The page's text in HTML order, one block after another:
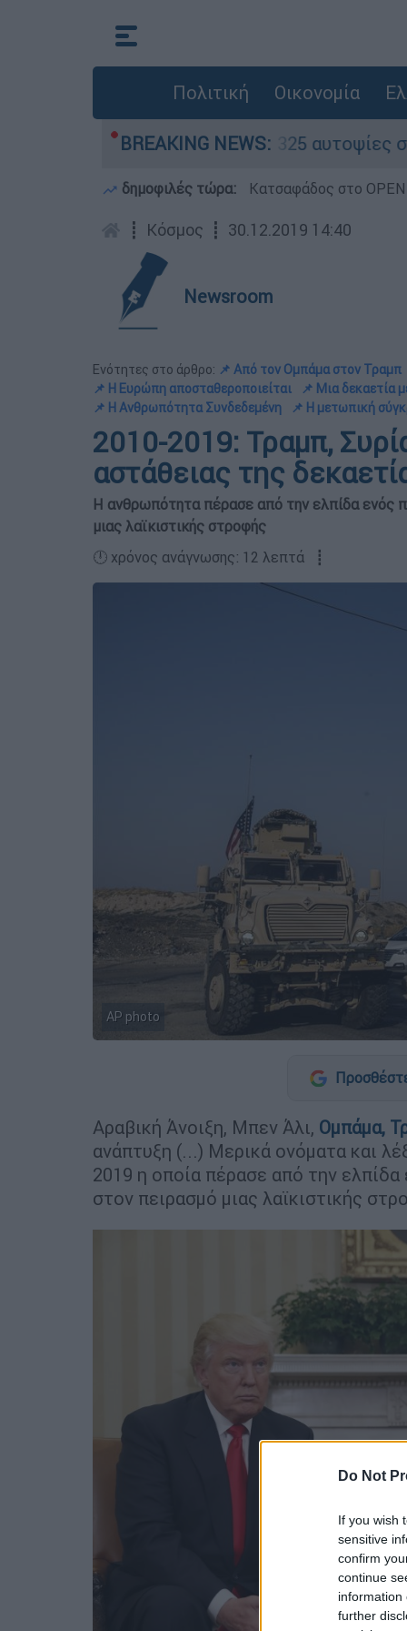
Do Not
If you wish
sensitive
confirm
continue
information
further
Πολιτική Οικονομία
BREAKING NEWS:
325 αυτοψίες στις πληγείσες
δημοφιλές τώρα: Κατσαφάδος στο
┋ Κόσμος ┋ 30.12.2019 14:40
Newsroom
Ενότητες στο άρθρο: 📌 Από τον Ομπάμα στον Τραμπ
📌 Η Ευρώπη αποσταθεροποιείται
📌 Μια δεκαετία
📌 Η Ανθρωπότητα Συνδεδεμένη
📌 Η μετωπική
2010-2019: Τραμπ,
αστάθειας της
Η ανθρωπότητα πέρασε από την ελπίδα ενός
μιας λαϊκιστικής στροφής
🕛 χρόνος ανάγνωσης: 12 λεπτά ┋
AP photo
Αραβική Άνοιξη, Μπεν Άλι, Ομπάμα,
ανάπτυξη (...) Μερικά ονόματα και
2019 η οποία πέρασε από την
στον πειρασμό μιας λαϊκιστικής